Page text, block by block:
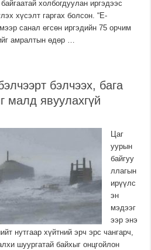
холбогдуулан иргэдээс
хүсэлт гаргах болсон. “E-
санал өгсөн иргэдийн 75 орчим
амралтын өдөр …
бэлчээх, бага
малд явуулахгүй
Цаг
уурын
байгуу
ллагын
ирүүлс
эн
мэдээг
ээр энэ
нутгаар хүйтний эрч эрс чангарч,
шуургатай байхыг онцгойлон